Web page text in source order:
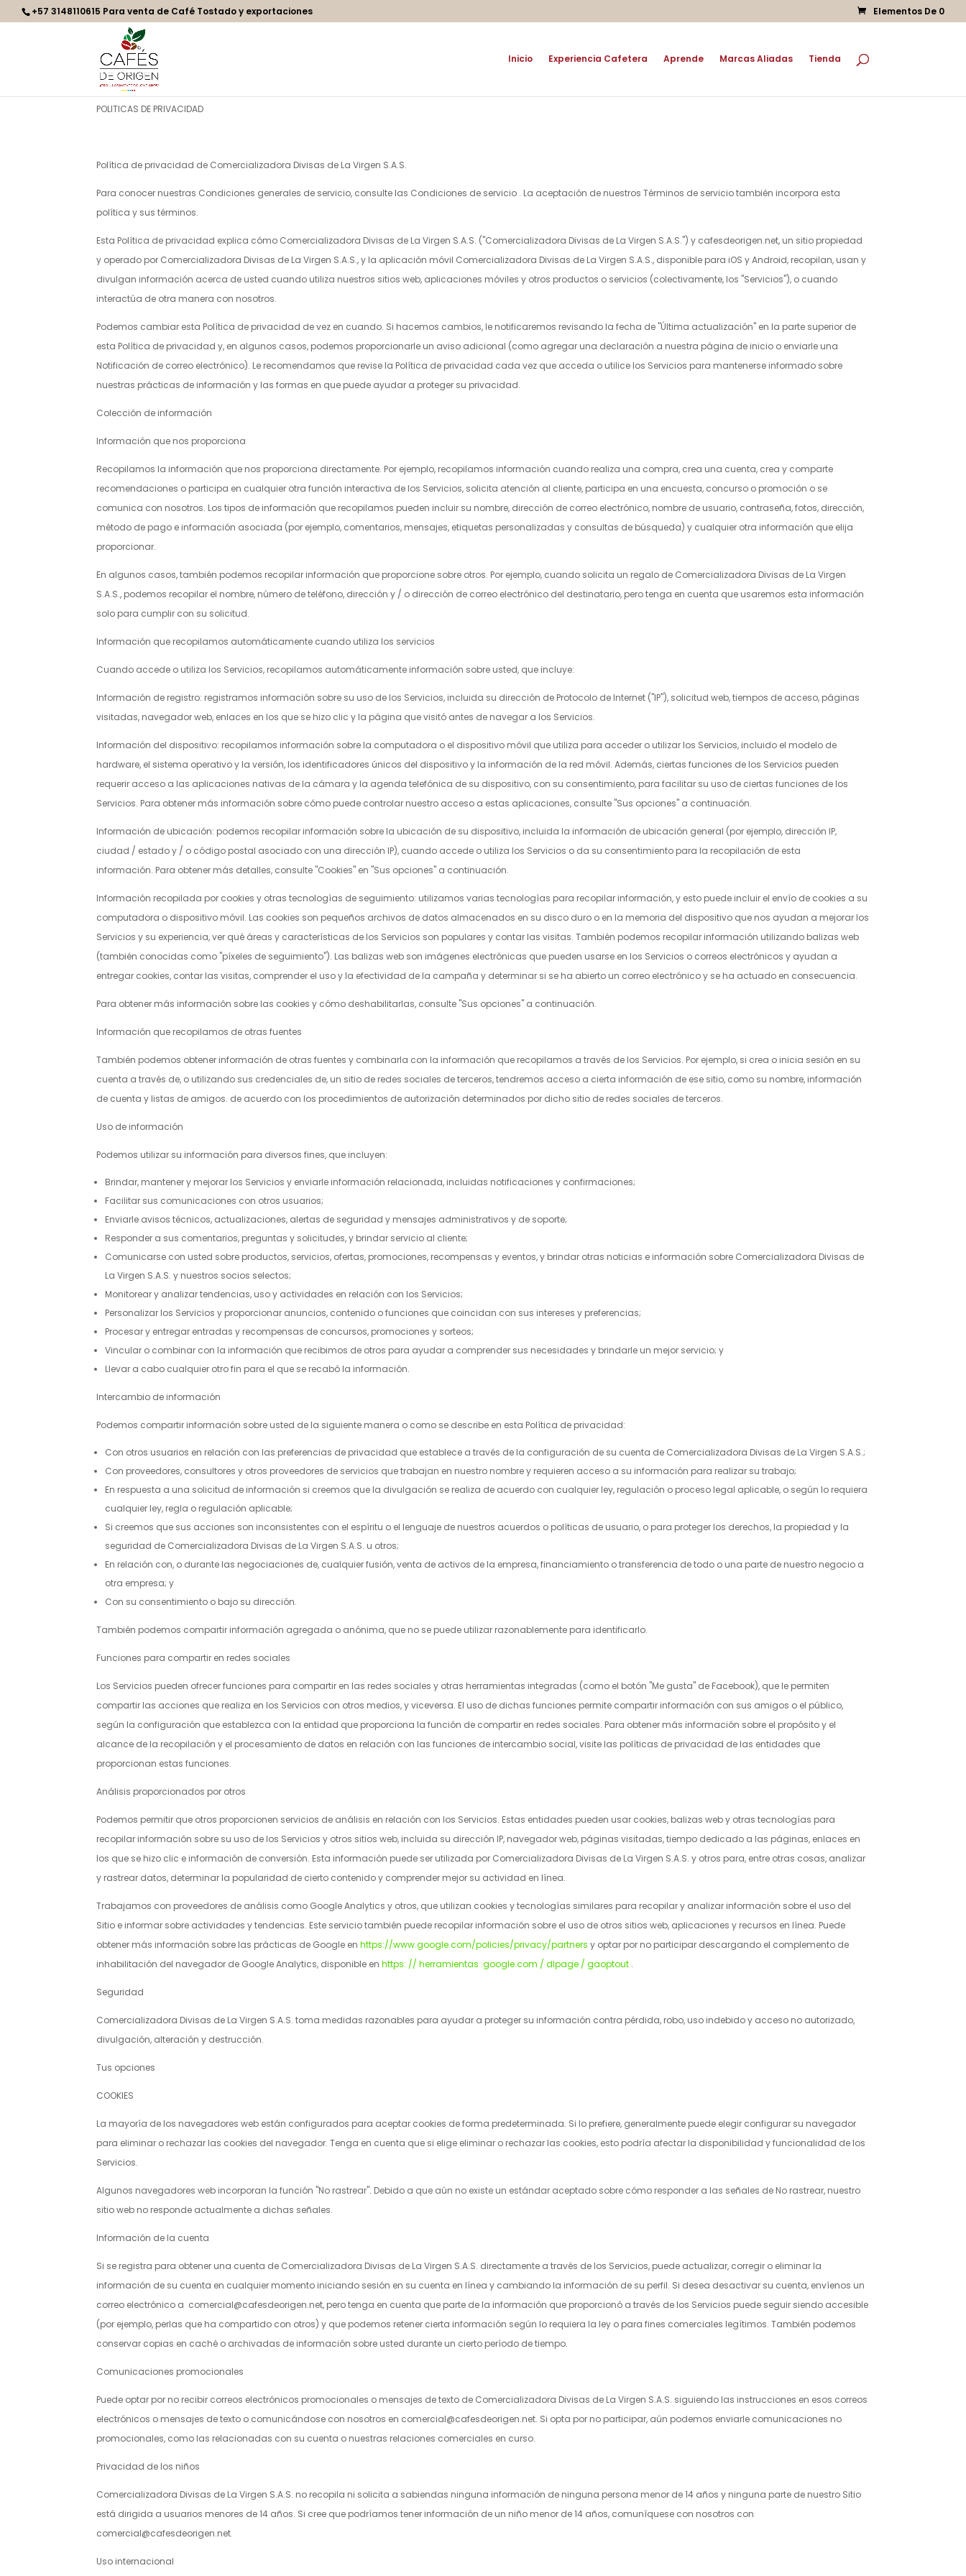
+57 3148110615 Para venta de Café Tostado y exportaciones Elementos De 0
Inicio Experiencia Cafetera Aprende Marcas Aliadas Tienda
POLITICAS DE PRIVACIDAD
Política de privacidad de Comercializadora Divisas de La Virgen S.A.S.
Para conocer nuestras Condiciones generales de servicio, consulte las Condiciones de servicio . La aceptación de nuestros Términos de servicio también incorpora esta
política y sus términos.
Esta Política de privacidad explica cómo Comercializadora Divisas de La Virgen S.A.S. ("Comercializadora Divisas de La Virgen S.A.S.") y cafesdeorigen.net, un sitio propiedad
y operado por Comercializadora Divisas de La Virgen S.A.S., y la aplicación móvil Comercializadora Divisas de La Virgen S.A.S., disponible para iOS y Android, recopilan, usan y
divulgan información acerca de usted cuando utiliza nuestros sitios web, aplicaciones móviles y otros productos o servicios (colectivamente, los "Servicios"), o cuando
interactúa de otra manera con nosotros.
Podemos cambiar esta Política de privacidad de vez en cuando. Si hacemos cambios, le notificaremos revisando la fecha de "Última actualización" en la parte superior de
esta Política de privacidad y, en algunos casos, podemos proporcionarle un aviso adicional (como agregar una declaración a nuestra página de inicio o enviarle una
Notificación de correo electrónico). Le recomendamos que revise la Política de privacidad cada vez que acceda o utilice los Servicios para mantenerse informado sobre
nuestras prácticas de información y las formas en que puede ayudar a proteger su privacidad.
Colección de información
Información que nos proporciona
Recopilamos la información que nos proporciona directamente. Por ejemplo, recopilamos información cuando realiza una compra, crea una cuenta, crea y comparte
recomendaciones o participa en cualquier otra función interactiva de los Servicios, solicita atención al cliente, participa en una encuesta, concurso o promoción o se
comunica con nosotros. Los tipos de información que recopilamos pueden incluir su nombre, dirección de correo electrónico, nombre de usuario, contraseña, fotos, dirección,
método de pago e información asociada (por ejemplo, comentarios, mensajes, etiquetas personalizadas y consultas de búsqueda) y cualquier otra información que elija
proporcionar.
En algunos casos, también podemos recopilar información que proporcione sobre otros. Por ejemplo, cuando solicita un regalo de Comercializadora Divisas de La Virgen
S.A.S., podemos recopilar el nombre, número de teléfono, dirección y / o dirección de correo electrónico del destinatario, pero tenga en cuenta que usaremos esta información
solo para cumplir con su solicitud.
Información que recopilamos automáticamente cuando utiliza los servicios
Cuando accede o utiliza los Servicios, recopilamos automáticamente información sobre usted, que incluye:
Información de registro: registramos información sobre su uso de los Servicios, incluida su dirección de Protocolo de Internet ("IP"), solicitud web, tiempos de acceso, páginas
visitadas, navegador web, enlaces en los que se hizo clic y la página que visitó antes de navegar a los Servicios.
Información del dispositivo: recopilamos información sobre la computadora o el dispositivo móvil que utiliza para acceder o utilizar los Servicios, incluido el modelo de
hardware, el sistema operativo y la versión, los identificadores únicos del dispositivo y la información de la red móvil. Además, ciertas funciones de los Servicios pueden
requerir acceso a las aplicaciones nativas de la cámara y la agenda telefónica de su dispositivo, con su consentimiento, para facilitar su uso de ciertas funciones de los
Servicios. Para obtener más información sobre cómo puede controlar nuestro acceso a estas aplicaciones, consulte "Sus opciones" a continuación.
Información de ubicación: podemos recopilar información sobre la ubicación de su dispositivo, incluida la información de ubicación general (por ejemplo, dirección IP,
ciudad / estado y / o código postal asociado con una dirección IP), cuando accede o utiliza los Servicios o da su consentimiento para la recopilación de esta
información. Para obtener más detalles, consulte "Cookies" en "Sus opciones" a continuación.
Información recopilada por cookies y otras tecnologías de seguimiento: utilizamos varias tecnologías para recopilar información, y esto puede incluir el envío de cookies a su
computadora o dispositivo móvil. Las cookies son pequeños archivos de datos almacenados en su disco duro o en la memoria del dispositivo que nos ayudan a mejorar los
Servicios y su experiencia, ver qué áreas y características de los Servicios son populares y contar las visitas. También podemos recopilar información utilizando balizas web
(también conocidas como "píxeles de seguimiento"). Las balizas web son imágenes electrónicas que pueden usarse en los Servicios o correos electrónicos y ayudan a
entregar cookies, contar las visitas, comprender el uso y la efectividad de la campaña y determinar si se ha abierto un correo electrónico y se ha actuado en consecuencia.
Para obtener más información sobre las cookies y cómo deshabilitarlas, consulte "Sus opciones" a continuación.
Información que recopilamos de otras fuentes
También podemos obtener información de otras fuentes y combinarla con la información que recopilamos a través de los Servicios. Por ejemplo, si crea o inicia sesión en su
cuenta a través de, o utilizando sus credenciales de, un sitio de redes sociales de terceros, tendremos acceso a cierta información de ese sitio, como su nombre, información
de cuenta y listas de amigos. de acuerdo con los procedimientos de autorización determinados por dicho sitio de redes sociales de terceros.
Uso de información
Podemos utilizar su información para diversos fines, que incluyen:
Brindar, mantener y mejorar los Servicios y enviarle información relacionada, incluidas notificaciones y confirmaciones;
Facilitar sus comunicaciones con otros usuarios;
Enviarle avisos técnicos, actualizaciones, alertas de seguridad y mensajes administrativos y de soporte;
Responder a sus comentarios, preguntas y solicitudes, y brindar servicio al cliente;
Comunicarse con usted sobre productos, servicios, ofertas, promociones, recompensas y eventos, y brindar otras noticias e información sobre Comercializadora Divisas de
La Virgen S.A.S. y nuestros socios selectos;
Monitorear y analizar tendencias, uso y actividades en relación con los Servicios;
Personalizar los Servicios y proporcionar anuncios, contenido o funciones que coincidan con sus intereses y preferencias;
Procesar y entregar entradas y recompensas de concursos, promociones y sorteos;
Vincular o combinar con la información que recibimos de otros para ayudar a comprender sus necesidades y brindarle un mejor servicio; y
Llevar a cabo cualquier otro fin para el que se recabó la información.
Intercambio de información
Podemos compartir información sobre usted de la siguiente manera o como se describe en esta Política de privacidad:
Con otros usuarios en relación con las preferencias de privacidad que establece a través de la configuración de su cuenta de Comercializadora Divisas de La Virgen S.A.S.;
Con proveedores, consultores y otros proveedores de servicios que trabajan en nuestro nombre y requieren acceso a su información para realizar su trabajo;
En respuesta a una solicitud de información si creemos que la divulgación se realiza de acuerdo con cualquier ley, regulación o proceso legal aplicable, o según lo requiera
cualquier ley, regla o regulación aplicable;
Si creemos que sus acciones son inconsistentes con el espíritu o el lenguaje de nuestros acuerdos o políticas de usuario, o para proteger los derechos, la propiedad y la
seguridad de Comercializadora Divisas de La Virgen S.A.S. u otros;
En relación con, o durante las negociaciones de, cualquier fusión, venta de activos de la empresa, financiamiento o transferencia de todo o una parte de nuestro negocio a
otra empresa; y
Con su consentimiento o bajo su dirección.
También podemos compartir información agregada o anónima, que no se puede utilizar razonablemente para identificarlo.
Funciones para compartir en redes sociales
Los Servicios pueden ofrecer funciones para compartir en las redes sociales y otras herramientas integradas (como el botón "Me gusta" de Facebook), que le permiten
compartir las acciones que realiza en los Servicios con otros medios, y viceversa. El uso de dichas funciones permite compartir información con sus amigos o el público,
según la configuración que establezca con la entidad que proporciona la función de compartir en redes sociales. Para obtener más información sobre el propósito y el
alcance de la recopilación y el procesamiento de datos en relación con las funciones de intercambio social, visite las políticas de privacidad de las entidades que
proporcionan estas funciones.
Análisis proporcionados por otros
Podemos permitir que otros proporcionen servicios de análisis en relación con los Servicios. Estas entidades pueden usar cookies, balizas web y otras tecnologías para
recopilar información sobre su uso de los Servicios y otros sitios web, incluida su dirección IP, navegador web, páginas visitadas, tiempo dedicado a las páginas, enlaces en
los que se hizo clic e información de conversión. Esta información puede ser utilizada por Comercializadora Divisas de La Virgen S.A.S. y otros para, entre otras cosas, analizar
y rastrear datos, determinar la popularidad de cierto contenido y comprender mejor su actividad en línea.
Trabajamos con proveedores de análisis como Google Analytics y otros, que utilizan cookies y tecnologías similares para recopilar y analizar información sobre el uso del
Sitio e informar sobre actividades y tendencias. Este servicio también puede recopilar información sobre el uso de otros sitios web, aplicaciones y recursos en línea. Puede
obtener más información sobre las prácticas de Google enhttps://www.google.com/policies/privacy/partners y optar por no participar descargando el complemento de
inhabilitación del navegador de Google Analytics, disponible enhttps: // herramientas .google.com / dlpage / gaoptout .
Seguridad
Comercializadora Divisas de La Virgen S.A.S. toma medidas razonables para ayudar a proteger su información contra pérdida, robo, uso indebido y acceso no autorizado,
divulgación, alteración y destrucción.
Tus opciones
COOKIES
La mayoría de los navegadores web están configurados para aceptar cookies de forma predeterminada. Si lo prefiere, generalmente puede elegir configurar su navegador
para eliminar o rechazar las cookies del navegador. Tenga en cuenta que si elige eliminar o rechazar las cookies, esto podría afectar la disponibilidad y funcionalidad de los
Servicios.
Algunos navegadores web incorporan la función "No rastrear". Debido a que aún no existe un estándar aceptado sobre cómo responder a las señales de No rastrear, nuestro
sitio web no responde actualmente a dichas señales.
Información de la cuenta
Si se registra para obtener una cuenta de Comercializadora Divisas de La Virgen S.A.S. directamente a través de los Servicios, puede actualizar, corregir o eliminar la
información de su cuenta en cualquier momento iniciando sesión en su cuenta en línea y cambiando la información de su perfil. Si desea desactivar su cuenta, envíenos un
correo electrónico a comercial@cafesdeorigen.net, pero tenga en cuenta que parte de la información que proporcionó a través de los Servicios puede seguir siendo accesible
(por ejemplo, perlas que ha compartido con otros) y que podemos retener cierta información según lo requiera la ley o para fines comerciales legítimos. También podemos
conservar copias en caché o archivadas de información sobre usted durante un cierto período de tiempo.
Comunicaciones promocionales
Puede optar por no recibir correos electrónicos promocionales o mensajes de texto de Comercializadora Divisas de La Virgen S.A.S. siguiendo las instrucciones en esos correos
electrónicos o mensajes de texto o comunicándose con nosotros en comercial@cafesdeorigen.net. Si opta por no participar, aún podemos enviarle comunicaciones no
promocionales, como las relacionadas con su cuenta o nuestras relaciones comerciales en curso.
Privacidad de los niños
Comercializadora Divisas de La Virgen S.A.S. no recopila ni solicita a sabiendas ninguna información de ninguna persona menor de 14 años y ninguna parte de nuestro Sitio
está dirigida a usuarios menores de 14 años. Si cree que podríamos tener información de un niño menor de 14 años, comuníquese con nosotros con
comercial@cafesdeorigen.net.
Uso internacional